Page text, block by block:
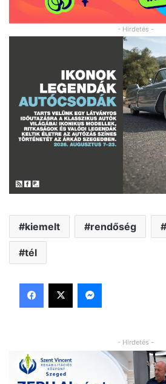
- Hirdetés -
kiemelt rendőség
tél
Facebook
X Messenger
- Hirdetés -